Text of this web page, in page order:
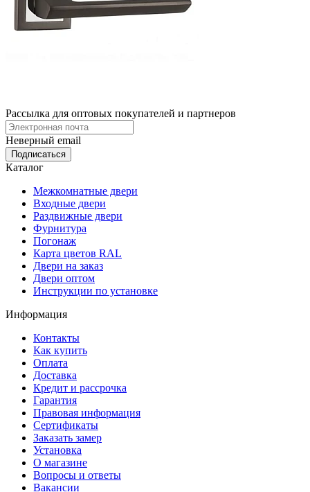
Рассылка для оптовых покупателей и партнеров
Неверный email
Каталог
Межкомнатные двери
Входные двери
Раздвижные двери
Фурнитура
Погонаж
Карта цветов RAL
Двери на заказ
Двери оптом
Инструкции по установке
Информация
Контакты
Как купить
Оплата
Доставка
Кредит и рассрочка
Гарантия
Правовая информация
Сертификаты
Заказать замер
Установка
О магазине
Вопросы и ответы
Вакансии